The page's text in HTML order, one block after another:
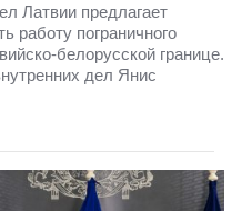
Латвии предлагает
работу пограничного
белорусской границе.
дел Янис